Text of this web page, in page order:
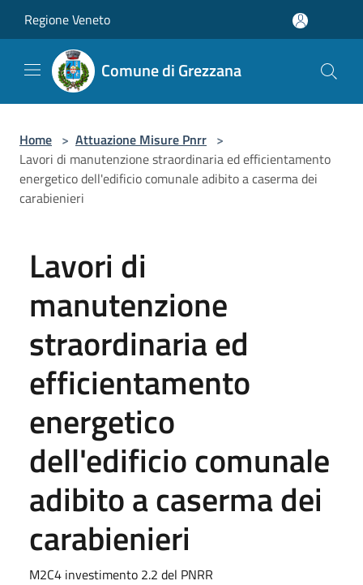
Regione Veneto
Comune di Grezzana
Home > Attuazione Misure Pnrr >
Lavori di manutenzione straordinaria ed efficientamento
energetico dell'edificio comunale adibito a caserma dei
carabienieri
Lavori di
manutenzione
straordinaria ed
efficientamento
energetico
dell'edificio comunale
adibito a caserma dei
carabienieri
M2C4 investimento 2.2 del PNRR